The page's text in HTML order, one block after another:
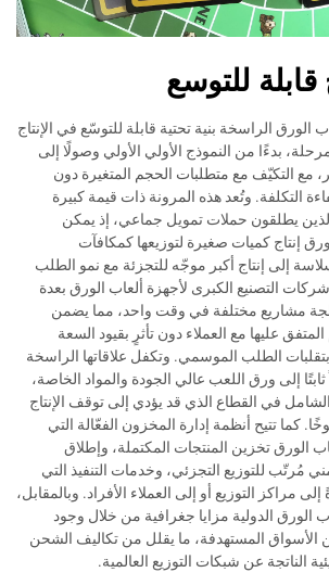
للتوسع
الراسخة بنية تحتية قابلة للتوسّع في الإنتاج
بدءًا من النموذج الأولي الأولي وصولًا إلى
مع التكيّف مع متطلبات الحجم المتغيرة دون
التكلفة. وتُعد هذه المرونة ذات قيمة كبيرة
يطلقون حملات تمويل جماعي، إذ يمكن
إنتاج كميات صغيرة لتوزيعها كمكافآت
إلى إنتاج أكبر موجّه للتجزئة مع نمو الطلب
التصنيع الكبرى لأجهزة ألعاب الورق بعدة
مشاريع مختلفة في وقت واحد، مما يضمن
المتفق عليها مع العملاء دون تأثرٍ بقيود السعة
بتقلبات الطلب الموسمي. وتكفل علاقاتها الراسخة
إلى ورق اللعب عالي الجودة والمواد الخاصة،
في القطاع الذي قد يؤدي إلى توقف الإنتاج
كما تتيح أنظمة إدارة المخزون الفعّالة التي
الورق تخزين المنتجات المكتملة، وإطلاق
للتوزيع التجزئي، وخدمات التنفيذ التي
مراكز التوزيع أو إلى العملاء الأفراد. وبالمقابل،
الورق الدولية مزايا جغرافية من خلال وجود
الأسواق المستهدفة، ما يقلل من تكاليف الشحن
الناتجة عن شبكات التوزيع العالمية.